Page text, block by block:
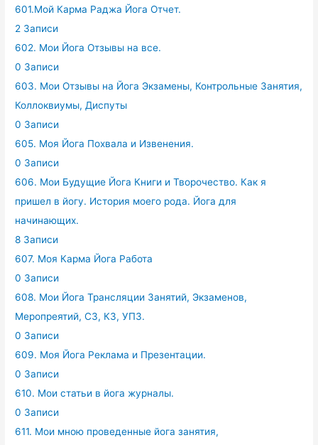
601.Мой Карма Раджа Йога Отчет.
2 Записи
602. Мои Йога Отзывы на все.
0 Записи
603. Мои Отзывы на Йога Экзамены, Контрольные Занятия,
Коллоквиумы, Диспуты
0 Записи
605. Моя Йога Похвала и Извенения.
0 Записи
606. Мои Будущие Йога Книги и Творочество. Как я
пришел в йогу. История моего рода. Йога для
начинающих.
8 Записи
607. Моя Карма Йога Работа
0 Записи
608. Мои Йога Трансляции Занятий, Экзаменов,
Меропреятий, СЗ, КЗ, УПЗ.
0 Записи
609. Моя Йога Реклама и Презентации.
0 Записи
610. Мои статьи в йога журналы.
0 Записи
611. Мои мною проведенные йога занятия,